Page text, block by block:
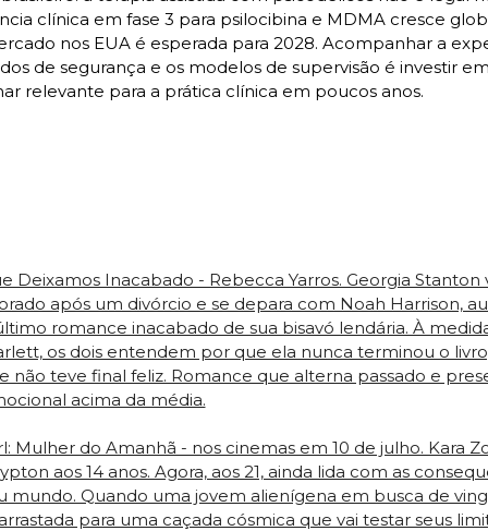
clínica em fase 3 para psilocibina e MDMA cresce
nos EUA é esperada para 2028. Acompanhar a
de segurança e os modelos de supervisão é investir
relevante para a prática clínica em poucos anos.
Deixamos Inacabado - Rebecca Yarros. Georgia Stanton
após um divórcio e se depara com Noah Harrison,
romance inacabado de sua bisavó lendária. À
os dois entendem por que ela nunca terminou o
não teve final feliz. Romance que alterna passado e
acima da média.
Mulher do Amanhã - nos cinemas em 10 de julho. Kara
aos 14 anos. Agora, aos 21, ainda lida com as
mundo. Quando uma jovem alienígena em busca de
para uma caçada cósmica que vai testar seus